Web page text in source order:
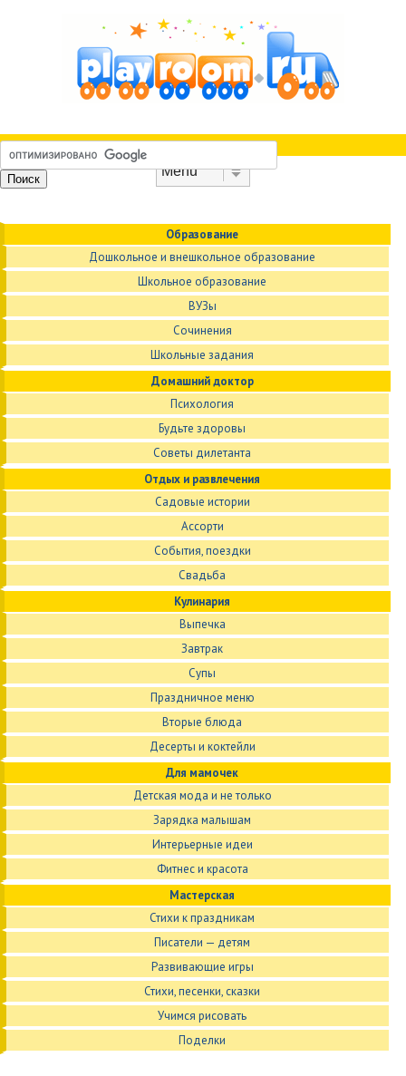
Образование
Дошкольное и внешкольное образование
Школьное образование
ВУЗы
Сочинения
Школьные задания
Домашний доктор
Психология
Будьте здоровы
Советы дилетанта
Отдых и развлечения
Садовые истории
Ассорти
События, поездки
Свадьба
Кулинария
Выпечка
Завтрак
Супы
Праздничное меню
Вторые блюда
Десерты и коктейли
Для мамочек
Детская мода и не только
Зарядка малышам
Интерьерные идеи
Фитнес и красота
Мастерская
Стихи к праздникам
Писатели — детям
Развивающие игры
Стихи, песенки, сказки
Учимся рисовать
Поделки